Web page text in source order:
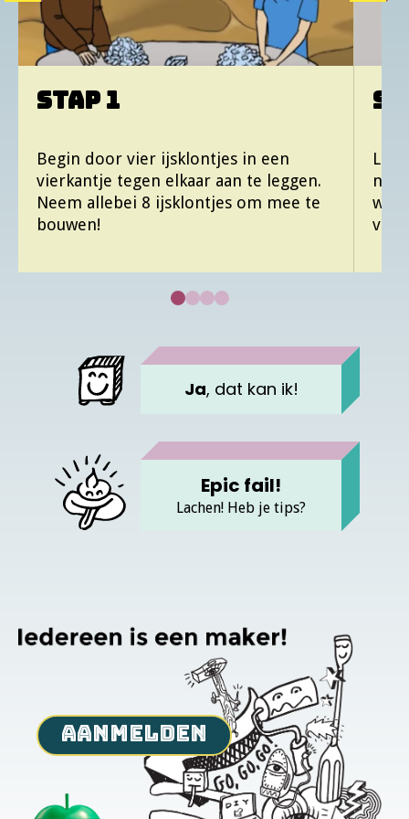
STAP 1
Begin door vier ijsklontjes in een
vierkantje tegen elkaar aan te leggen.
Neem allebei 8 ijsklontjes om mee te
bouwen!
Leg
van
Ja, dat kan ik!
Epic fail!
Lachen! Heb je tips?
aanmelden
Voornaam kind
Heb je een tip?
of
nog een inzending
Heb je al een account? Log hier in